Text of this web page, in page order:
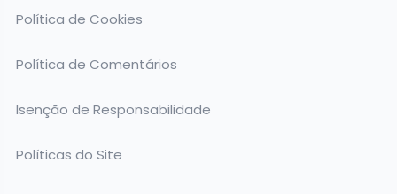
Política de Cookies
Política de Comentários
Isenção de Responsabilidade
Políticas do Site